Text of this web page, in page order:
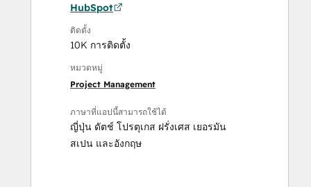
HubSpot
ติดตั้ง
10K การติดตั้ง
หมวดหมู่
Project Management
ภาษาที่แอปนี้สามารถใช้ได้
ญี่ปุ่น ดัตช์ โปรตุเกส ฝรั่งเศส เยอรมัน
สเปน และอังกฤษ